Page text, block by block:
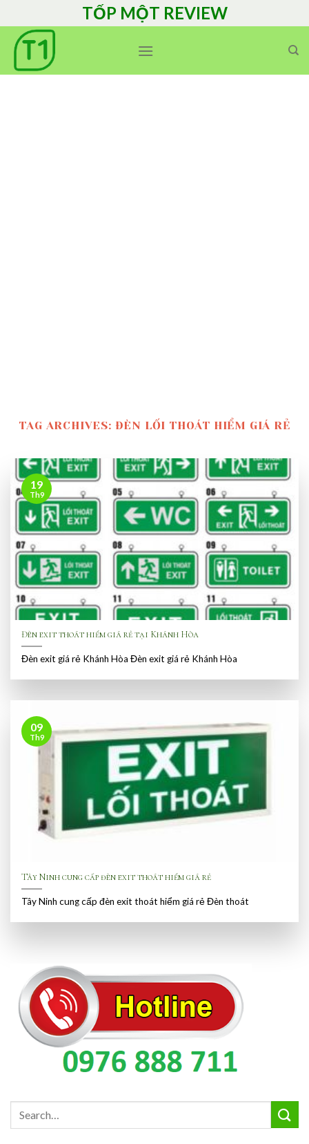
to
content
TỐP MỘT REVIEW
TAG ARCHIVES: ĐÈN LỐI THOÁT HIỂM GIÁ RẺ
Đèn exit thoát hiểm giá rẻ tại Khánh Hòa
Đèn exit giá rẻ Khánh Hòa Đèn exit giá rẻ Khánh Hòa
19
Th9
Tây Ninh cung cấp đèn exit thoát hiểm giá rẻ
Tây Ninh cung cấp đèn exit thoát hiểm giá rẻ Đèn thoát
09
Th9